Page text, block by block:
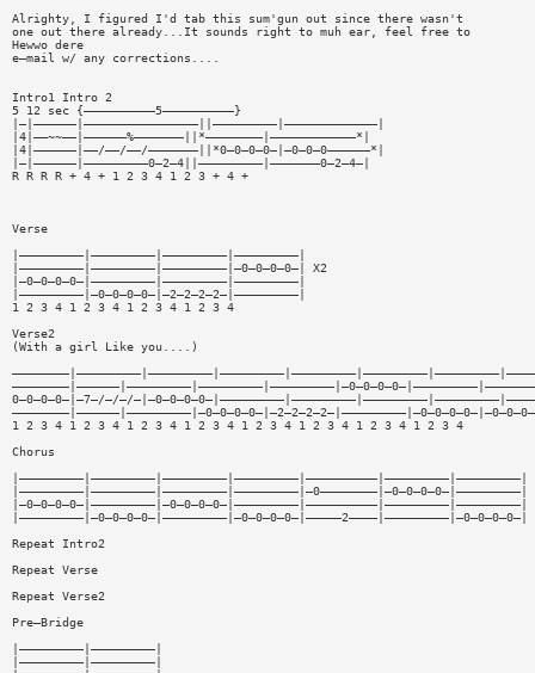
Alrighty, I figured I'd tab this sum'gun out since there wasn't
one out there already...It sounds right to muh ear, feel free to
Hewwo dere
e—mail w/ any corrections....
Intro1 Intro 2
5 12 sec {——————————5——————————}
|—|——————|————————————————||—————————|—————————————|
|4|——~~——|——————%———————||*————————|————————————*|
|4|——————|——/——/——/———————||*0—0—0—0—|—0—0—0——————*|
|—|——————|—————————0—2—4||—————————|———————0—2—4—|
R R R R + 4 + 1 2 3 4 1 2 3 + 4 +
Verse
|—————————|—————————|—————————|—————————|
|—————————|—————————|—————————|—0—0—0—0—| X2
|—0—0—0—0—|—————————|—————————|—————————|
|—————————|—0—0—0—0—|—2—2—2—2—|—————————|
1 2 3 4 1 2 3 4 1 2 3 4 1 2 3 4
Verse2
(With a girl Like you....)
0—0—0—0—|—7—/—/—/
1 2 3 4 1 2 3 4 1 2 3 4 1 2 3 4 1 2 3 4 1 2 3 4 1 2 3 4 1 2 3 4
Chorus
|—————————|—————————|—————————|—————————|——————————|—————————|—————————|
|—————————|—————————|—————————|—————————|—0————————|—0—0—0—0—|—————————|
|—0—0—0—0—|—————————|—0—0—0—0—|—————————|——————————|—————————|—————————|
Repeat Intro2
Repeat Verse
Repeat Verse2
Pre—Bridge
|—————————|—————————|
|—————————|—————————|